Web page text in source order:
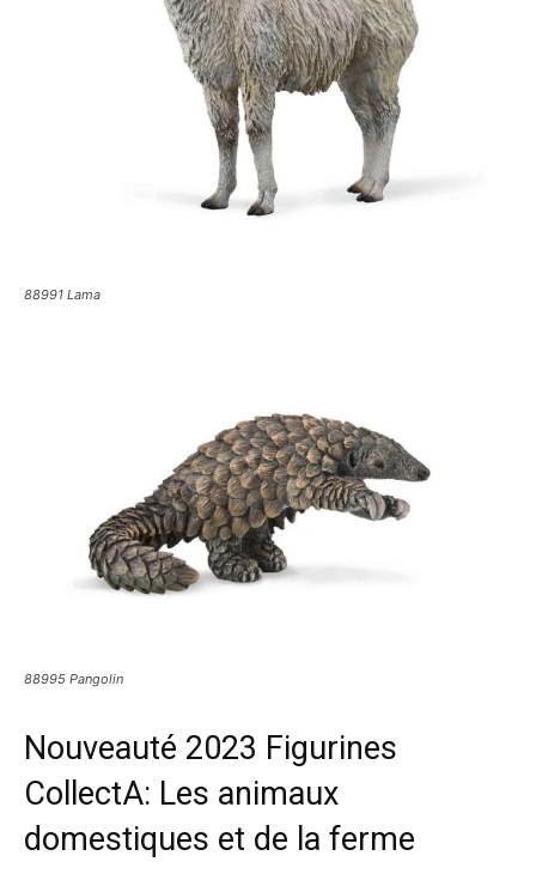
88991 Lama
88995 Pangolin
Nouveauté 2023 Figurines
CollectA: Les animaux
domestiques et de la ferme